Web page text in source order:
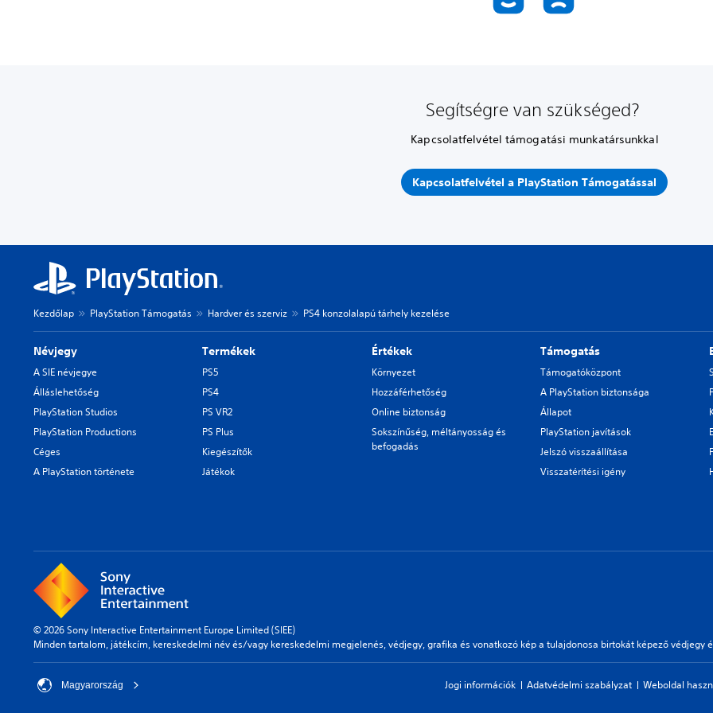
Segítségre van szükséged?
Kapcsolatfelvétel támogatási munkatársunkkal
Kapcsolatfelvétel a PlayStation Támogatással
Kezdőlap PlayStation Támogatás Hardver és szerviz PS4 konzolalapú tárhely kezelése
Névjegy
A SIE névjegye
Álláslehetőség
PlayStation Studios
PlayStation Productions
Céges
A PlayStation története
Termékek
PS5
PS4
PS VR2
PS Plus
Kiegészítők
Játékok
Értékek
Környezet
Hozzáférhetőség
Online biztonság
Sokszínűség, méltányosság és
befogadás
Támogatás
Támogatóközpont
A PlayStation biztonsága
Állapot
PlayStation javítások
Jelszó visszaállítása
Visszatérítési igény
© 2026 Sony Interactive Entertainment Europe Limited (SIEE)
Minden tartalom, játékcím, kereskedelmi név és/vagy kereskedelmi megjelenés, védjegy, grafika és vonatkozó kép a tulajdonosa birtokát képező
Magyarország Jogi információk Adatvédelmi szabályzat Weboldal